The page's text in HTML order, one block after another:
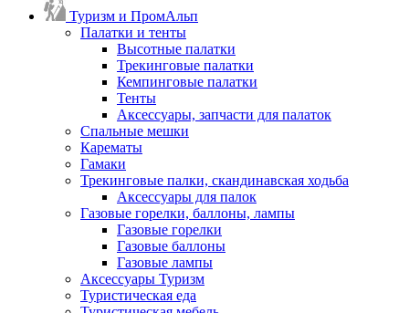
Туризм и ПромАльп
Палатки и тенты
Высотные палатки
Трекинговые палатки
Кемпинговые палатки
Тенты
Аксессуары, запчасти для палаток
Спальные мешки
Карематы
Гамаки
Трекинговые палки, скандинавская ходьба
Аксессуары для палок
Газовые горелки, баллоны, лампы
Газовые горелки
Газовые баллоны
Газовые лампы
Аксессуары Туризм
Туристическая еда